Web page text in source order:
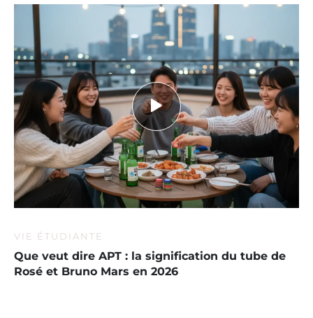
VIE ÉTUDIANTE
Que veut dire APT : la signification du tube de
Rosé et Bruno Mars en 2026